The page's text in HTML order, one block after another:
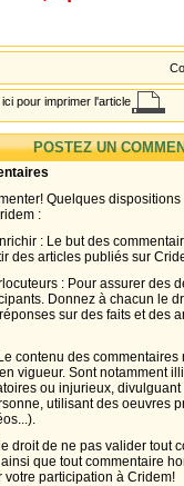
pour imprimer l'article
POSTEZ UN
Quelques
:
: Le but des
des articles publiés sur
: Pour assurer des
Donnez à chacun le
sur des faits et des
contenu des
vigueur. Sont notamment
ou injurieux,
utilisant des oeuvres
droit de ne pas valider tout
que tout commentaire
votre participation à Cridem!